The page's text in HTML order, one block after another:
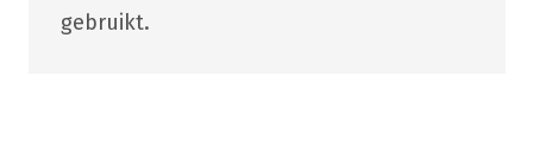
gebruikt.